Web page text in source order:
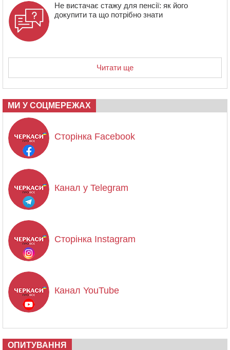
Не вистачає стажу для пенсії: як його
докупити та що потрібно знати
Читати ще
МИ У СОЦМЕРЕЖАХ
Сторінка Facebook
Канал у Telegram
Сторінка Instagram
Канал YouTube
ОПИТУВАННЯ